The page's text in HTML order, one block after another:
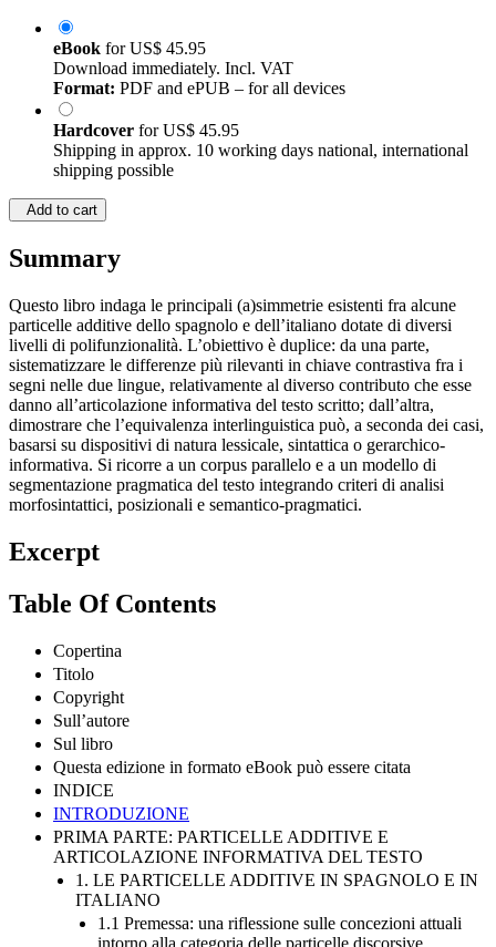
eBook forUS$ 45.95
Download immediately. Incl. VAT
Format: PDF and ePUB – for all devices
Hardcover forUS$ 45.95
Shipping in approx. 10 working days national, international
shipping possible
Add to cart
Summary
Questo libro indaga le principali (a)simmetrie esistenti fra alcune
particelle additive dello spagnolo e dell’italiano dotate di diversi
livelli di polifunzionalità. L’obiettivo è duplice: da una parte,
sistematizzare le differenze più rilevanti in chiave contrastiva fra i
segni nelle due lingue, relativamente al diverso contributo che esse
danno all’articolazione informativa del testo scritto; dall’altra,
dimostrare che l’equivalenza interlinguistica può, a seconda dei casi,
basarsi su dispositivi di natura lessicale, sintattica o gerarchico-
informativa. Si ricorre a un corpus parallelo e a un modello di
segmentazione pragmatica del testo integrando criteri di analisi
morfosintattici, posizionali e semantico-pragmatici.
Excerpt
Table Of Contents
Copertina
Titolo
Copyright
Sull’autore
Sul libro
Questa edizione in formato eBook può essere citata
INDICE
INTRODUZIONE
PRIMA PARTE: PARTICELLE ADDITIVE E
ARTICOLAZIONE INFORMATIVA DEL TESTO
1. LE PARTICELLE ADDITIVE IN SPAGNOLO E IN
ITALIANO
1.1 Premessa: una riflessione sulle concezioni attuali
intorno alla categoria delle particelle discorsive